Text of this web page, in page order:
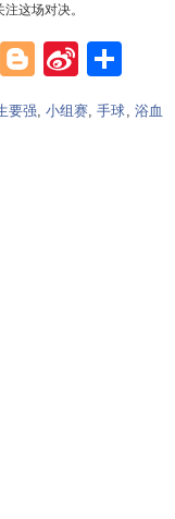
这场对决。
LineBlogger
Sina
Weibo
要强,小组赛,手球, 浴血